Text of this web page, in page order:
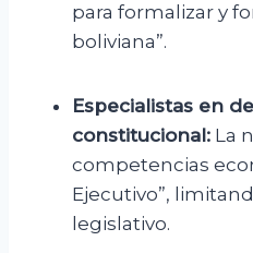
para formalizar y
boliviana”.
Especialistas en
constitucional: La
competencias
Ejecutivo”,
legislativo.